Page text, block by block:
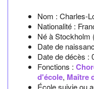
Nom : Charles-
Nationalité :
Né àStockholm
Date de
Date de décès :
Fonctions :
d'école, Maître
École suivie ou